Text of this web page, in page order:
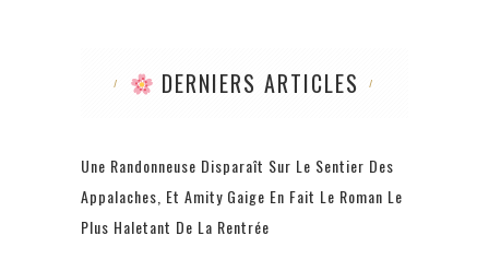
DERNIERS ARTICLES
Une Randonneuse Disparaît Sur Le Sentier Des
Appalaches, Et Amity Gaige En Fait Le Roman Le
Plus Haletant De La Rentrée